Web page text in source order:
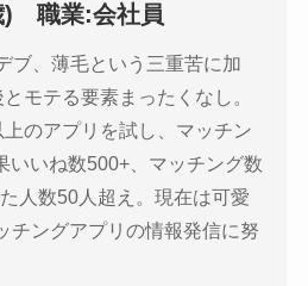
) 職業:会社員
ブ、薄毛という三重苦に加
モテる要素まったくなし。
のアプリを試し、マッチン
いいね数500+、マッチング数
人数50人超え。現在は可愛
チングアプリの情報発信に努